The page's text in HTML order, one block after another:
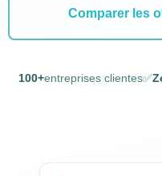
Comparer les
100+entreprises clientes✅